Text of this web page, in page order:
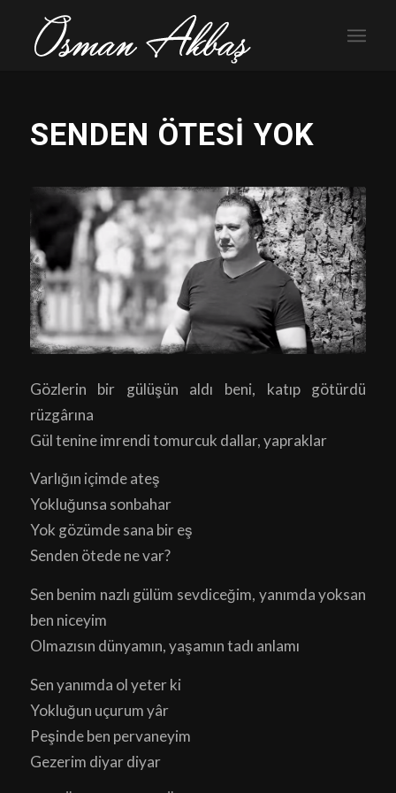
SENDEN ÖTESİ YOK
Gözlerin bir gülüşün aldı beni, katıp götürdü
rüzgârına
Gül tenine imrendi tomurcuk dallar, yapraklar
Varlığın içimde ateş
Yokluğunsa sonbahar
Yok gözümde sana bir eş
Senden ötede ne var?
Sen benim nazlı gülüm sevdiceğim, yanımda yoksan
ben niceyim
Olmazısın dünyamın, yaşamın tadı anlamı
Sen yanımda ol yeter ki
Yokluğun uçurum yâr
Peşinde ben pervaneyim
Gezerim diyar diyar